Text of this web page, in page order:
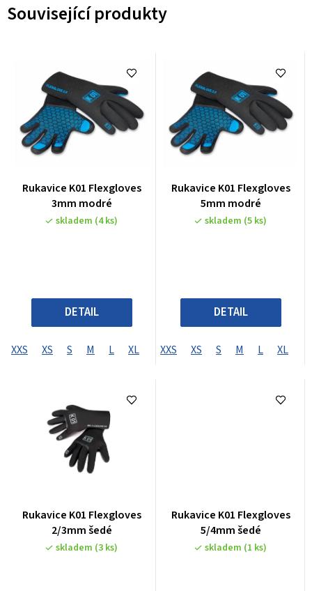
Související produkty
Rukavice K01 Flexgloves
3mm modré
skladem (4 ks)
DETAIL
XXS XS S M L XL
Rukavice K01 Flexgloves
5mm modré
skladem (5 ks)
DETAIL
XXS XS S M L XL
Rukavice K01 Flexgloves
2/3mm šedé
skladem (3 ks)
Rukavice K01 Flexgloves
5/4mm šedé
skladem (1 ks)